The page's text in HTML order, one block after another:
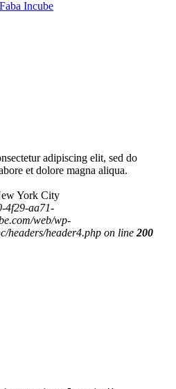
adipiscing elit, sed do
et dolore magna aliqua.
York City
4f29-aa71-
web/wp-
headers/header4.php on line 200